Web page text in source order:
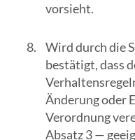
vorsieht.
Wird durch die
bestätigt, dass
Änderung oder
Verordnung
Absatz 3 —